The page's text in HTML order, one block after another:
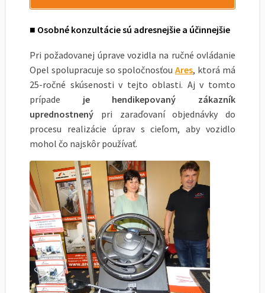
■ Osobné konzultácie sú adresnejšie a účinnejšie
Pri požadovanej úprave vozidla na ručné ovládanie
Opel spolupracuje so spoločnosťou Ares, ktorá má
25-ročné skúsenosti v tejto oblasti. Aj v tomto
prípade je hendikepovaný zákazník
uprednostnený pri zaraďovaní objednávky do
procesu realizácie úprav s cieľom, aby vozidlo
mohol čo najskôr používať.